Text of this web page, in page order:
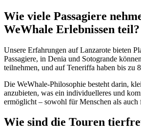
Wie viele Passagiere
WeWhale Erlebnissen teil?
Unsere Erfahrungen auf Lanzarote bieten
Passagiere, in Denia und Sotogrande
teilnehmen, und auf Teneriffa haben bis zu
Die WeWhale-Philosophie besteht darin,
anzubieten, was ein individuelleres und
ermöglicht – sowohl für Menschen als auch
Wie sind die Touren